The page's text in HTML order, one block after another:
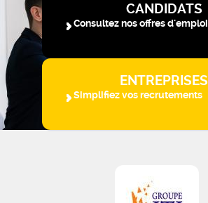
CANDIDATS
Consultez nos offres d'emploi
ENTREPRISES
Simplifiez vos recrutements